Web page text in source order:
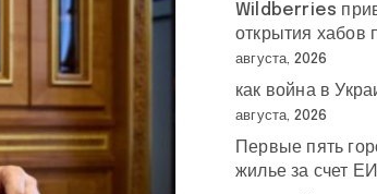
Wildberries
открытия хабов
августа, 2026
как война в
августа, 2026
Первые пять
жилье за счет